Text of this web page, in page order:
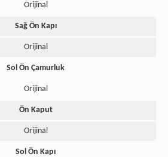
Orijinal
Sağ Ön Kapı
Orijinal
Sol Ön Çamurluk
Orijinal
Ön Kaput
Orijinal
Sol Ön Kapı